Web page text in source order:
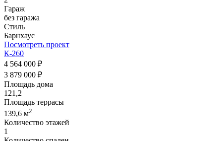
Гараж
без гаража
Стиль
Барнхаус
Посмотреть проект
К-260
4 564 000 ₽
3 879 000 ₽
Площадь дома
121,2
Площадь террасы
139,6 м2
Количество этажей
1